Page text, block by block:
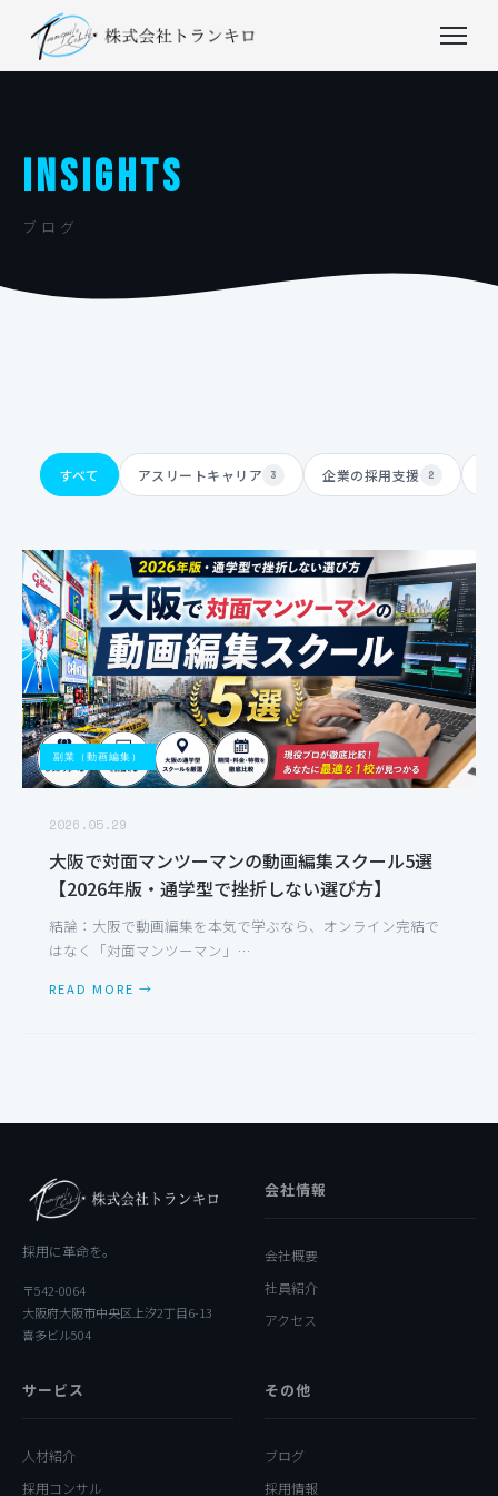
INSIGHTS
ブログ
すべて アスリートキャリア 3 企業の採用支援 2
副業（動画編集）
2026.05.29
大阪で対面マンツーマンの動画編集スクール5選
【2026年版・通学型で挫折しない選び方】
結論：大阪で動画編集を本気で学ぶなら、オンライン完結で
はなく「対面マンツーマン」…
READ MORE →
採用に革命を。
〒542-0064
大阪府大阪市中央区上汐2丁目6-13
喜多ビル504
会社情報
会社概要
社員紹介
アクセス
サービス
人材紹介
採用コンサル
その他
ブログ
採用情報